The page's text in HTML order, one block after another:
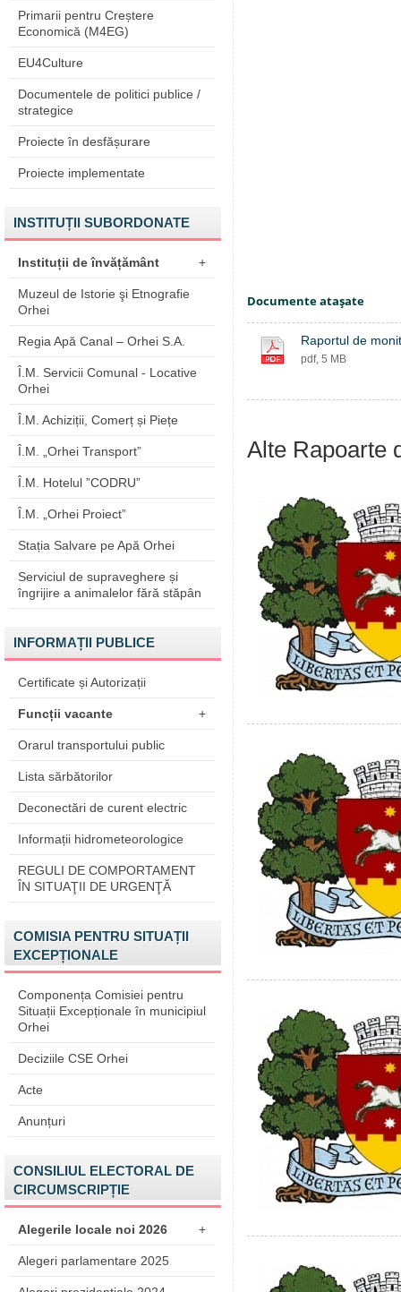
Primarii pentru Creștere
Economică (M4EG)
EU4Culture
Documentele de politici publice /
strategice
Proiecte în desfășurare
Proiecte implementate
INSTITUȚII SUBORDONATE
Instituții de învățământ +
Muzeul de Istorie şi Etnografie
Orhei
Regia Apă Canal – Orhei S.A.
Î.M. Servicii Comunal - Locative
Orhei
Î.M. Achiziții, Comerț și Piețe
Î.M. „Orhei Transport”
Î.M. Hotelul ”CODRU”
Î.M. „Orhei Proiect”
Stația Salvare pe Apă Orhei
Serviciul de supraveghere și
îngrijire a animalelor fără stăpân
INFORMAȚII PUBLICE
Certificate și Autorizații
Funcții vacante +
Orarul transportului public
Lista sărbătorilor
Deconectări de curent electric
Informații hidrometeorologice
REGULI DE COMPORTAMENT
ÎN SITUAŢII DE URGENŢĂ
COMISIA PENTRU SITUAȚII
EXCEPȚIONALE
Componența Comisiei pentru
Situații Excepționale în municipiul
Orhei
Deciziile CSE Orhei
Acte
Anunțuri
CONSILIUL ELECTORAL DE
CIRCUMSCRIPȚIE
Alegerile locale noi 2026 +
Alegeri parlamentare 2025
Documente ataşate
Raportul de
pdf, 5 MB
Alte Rapoarte